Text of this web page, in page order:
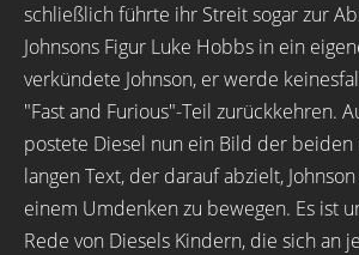
schließlich führte ihr Streit sogar zur
Johnsons Figur Luke Hobbs in ein
verkündete Johnson, er werde
"Fast and Furious"-Teil zurückkehren.
postete Diesel nun ein Bild der
langen Text, der darauf abzielt,
einem Umdenken zu bewegen. Es ist
Rede von Diesels Kindern, die sich an